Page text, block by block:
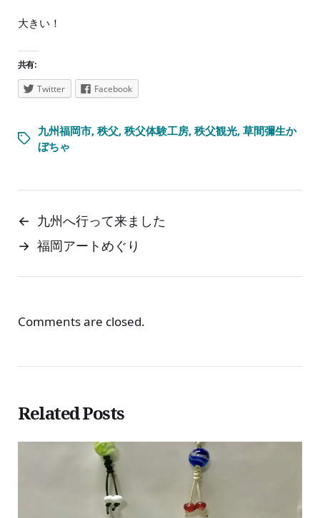
大きい！
共有:
Twitter
Facebook
九州福岡市, 秩父, 秩父体験工房, 秩父観光, 草間彌生か
ぼちゃ
← 九州へ行って来ました
→ 福岡アートめぐり
Comments are closed.
Related Posts